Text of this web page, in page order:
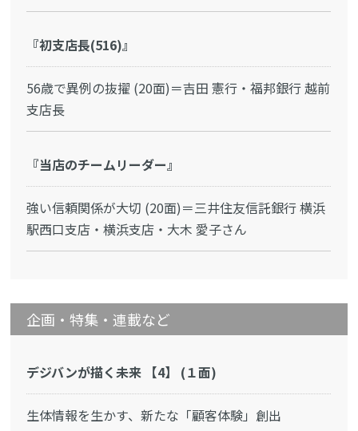
『初支店長(516)』
56歳で異例の抜擢 (20面)＝吉田 憲行・福邦銀行 越前
支店長
『当店のチームリーダー』
強い信頼関係が大切 (20面)＝三井住友信託銀行 横浜
駅西口支店・横浜支店・大木 愛子さん
企画・特集・連載など
デジバンが描く未来 【4】 (１面)
生体情報を生かす、新たな「顧客体験」創出